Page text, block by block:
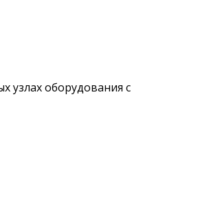
узлах оборудования с